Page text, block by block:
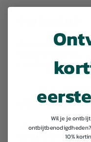
Standaardlevering
Levering binnen 2
LUXEMBURG
Standaardlevering
Gratis leveringvoor
Wil je je
10%